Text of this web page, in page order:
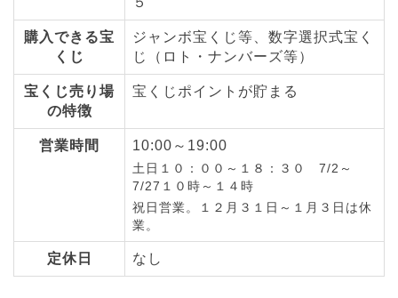
購入できる宝
くじ
ジャンボ宝くじ等、数字選択式宝く
じ（ロト・ナンバーズ等）
宝くじ売り場
の特徴
宝くじポイントが貯まる
営業時間 10:00～19:00
土日１０：００～１８：３０ 7/2～
7/27１０時～１４時
祝日営業。１２月３１日～１月３日は休
業。
定休日 なし